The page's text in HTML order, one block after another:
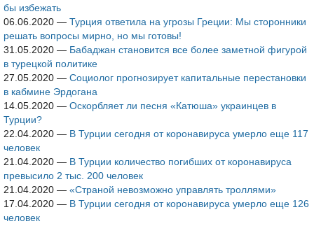
бы избежать
06.06.2020 — Турция ответила на угрозы Греции: Мы сторонники
решать вопросы мирно, но мы готовы!
31.05.2020 — Бабаджан становится все более заметной фигурой
в турецкой политике
27.05.2020 — Социолог прогнозирует капитальные перестановки
в кабмине Эрдогана
14.05.2020 — Оскорбляет ли песня «Катюша» украинцев в
Турции?
22.04.2020 — В Турции сегодня от коронавируса умерло еще 117
человек
21.04.2020 — В Турции количество погибших от коронавируса
превысило 2 тыс. 200 человек
21.04.2020 — «Страной невозможно управлять троллями»
17.04.2020 — В Турции сегодня от коронавируса умерло еще 126
человек